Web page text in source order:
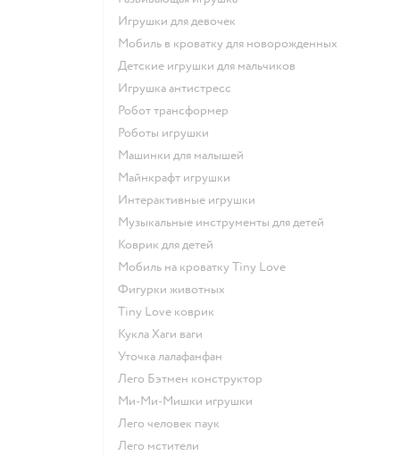
Игрушки для девочек
Мобиль в кроватку для новорожденных
Детские игрушки для мальчиков
Игрушка антистресс
Робот трансформер
Роботы игрушки
Машинки для малышей
Майнкрафт игрушки
Интерактивные игрушки
Музыкальные инструменты для детей
Коврик для детей
Мобиль на кроватку Tiny Love
Фигурки животных
Tiny Love коврик
Кукла Хаги ваги
Уточка лалафанфан
Лего Бэтмен конструктор
Ми-Ми-Мишки игрушки
Лего человек паук
Лего мстители